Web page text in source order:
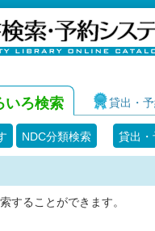
いろ検索 貸出・
NDC分類検索 貸出
することができます。